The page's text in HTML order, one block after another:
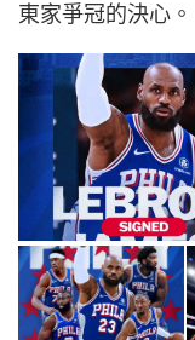
東家爭冠的決心。